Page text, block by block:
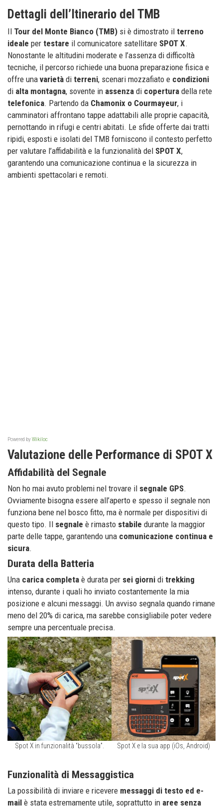
Dettagli dell’Itinerario del TMB
Il Tour del Monte Bianco (TMB) si è dimostrato il terreno
ideale per testare il comunicatore satellitare SPOT X.
Nonostante le altitudini moderate e l’assenza di difficoltà
tecniche, il percorso richiede una buona preparazione fisica e
offre una varietà di terreni, scenari mozzafiato e condizioni
di alta montagna, sovente in assenza di copertura della rete
telefonica. Partendo da Chamonix o Courmayeur, i
camminatori affrontano tappe adattabili alle proprie capacità,
pernottando in rifugi e centri abitati. Le sfide offerte dai tratti
ripidi, esposti e isolati del TMB forniscono il contesto perfetto
per valutare l’affidabilità e la funzionalità del SPOT X,
garantendo una comunicazione continua e la sicurezza in
ambienti spettacolari e remoti.
Powered byWikiloc
Valutazione delle Performance di SPOT X
Affidabilità del Segnale
Non ho mai avuto problemi nel trovare il segnale GPS.
Ovviamente bisogna essere all’aperto e spesso il segnale non
funziona bene nel bosco fitto, ma è normale per dispositivi di
questo tipo. Il segnale è rimasto stabile durante la maggior
parte delle tappe, garantendo una comunicazione continua e
sicura.
Durata della Batteria
Una carica completa è durata per sei giorni di trekking
intenso, durante i quali ho inviato costantemente la mia
posizione e alcuni messaggi. Un avviso segnala quando rimane
meno del 20% di carica, ma sarebbe consigliabile poter vedere
sempre una percentuale precisa.
Spot X in funzionalità “bussola”. Spot X e la sua app (iOs, Android)
Funzionalità di Messaggistica
La possibilità di inviare e ricevere messaggi di testo ed e-
mail è stata estremamente utile, soprattutto in aree senza